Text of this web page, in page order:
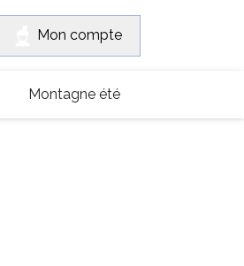
Mon compte
Montagne été